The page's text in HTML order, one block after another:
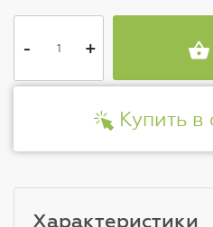
- +
Купить в
Характеристики